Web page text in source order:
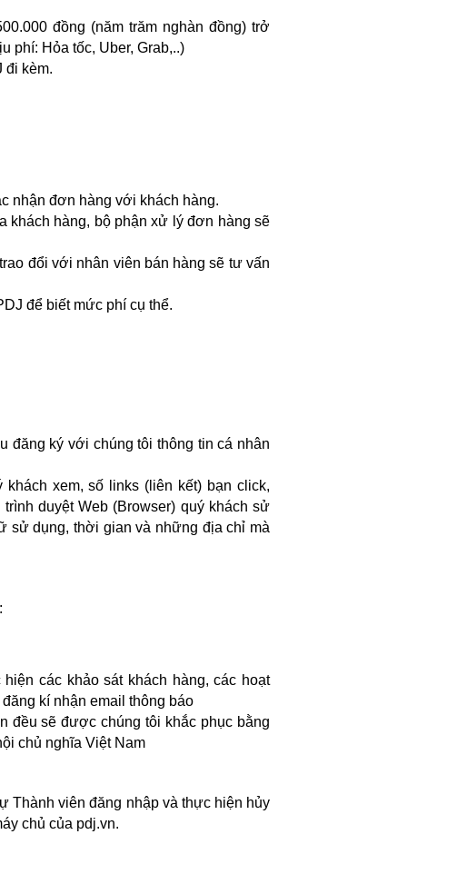
đồng (năm trăm nghàn đồng) trở
phí: Hỏa tốc, Uber, Grab,..)
đi kèm.
nhận đơn hàng với khách hàng.
khách hàng, bộ phận xử lý đơn hàng sẽ
đổi với nhân viên bán hàng sẽ tư vấn
để biết mức phí cụ thể.
đăng ký với chúng tôi thông tin cá nhân
xem, số links (liên kết) bạn click,
duyệt Web (Browser) quý khách sử
sử dụng, thời gian và những địa chỉ mà
các khảo sát khách hàng, các hoạt
kí nhận email thông báo
đều sẽ được chúng tôi khắc phục bằng
chủ nghĩa Việt Nam
Thành viên đăng nhập và thực hiện hủy
chủ của pdj.vn.